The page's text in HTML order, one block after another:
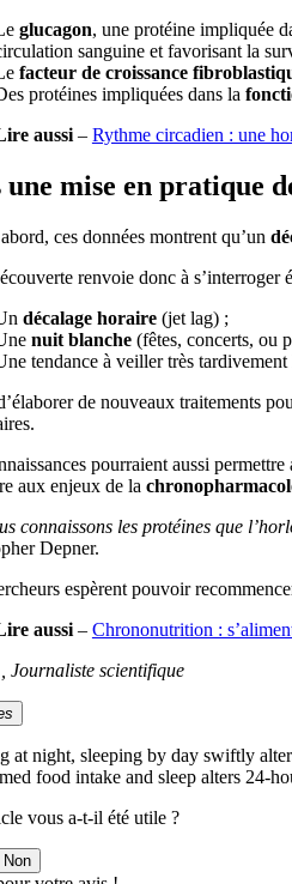
glucagon, une protéine impliquée
sanguine et favorisant la
facteur de croissance
protéines impliquées dans la
aussi– Rythme circadien : une
une mise en pratique
ces données montrent qu’un
renvoie donc à s’interroger
décalage horaire(jet lag) ;
nuit blanche(fêtes, concerts, ou
tendance à veiller très
de nouveaux traitements
pourraient aussi
aux enjeux de la
connaissons les protéines que
Depner.
espèrent pouvoir
aussi– Chrononutrition :
Journaliste scientifique
at night, sleeping by day swiftly
food intake and sleep alters 24-
vous a-t-il été utile ?
Non